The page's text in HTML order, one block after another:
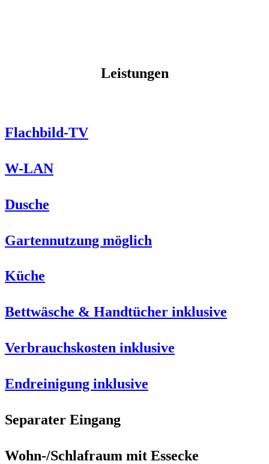
Leistungen
Flachbild-TV
W-LAN
Dusche
Gartennutzung möglich
Küche
Bettwäsche & Handtücher inklusive
Verbrauchskosten inklusive
Endreinigung inklusive
Separater Eingang
Wohn-/Schlafraum mit Essecke